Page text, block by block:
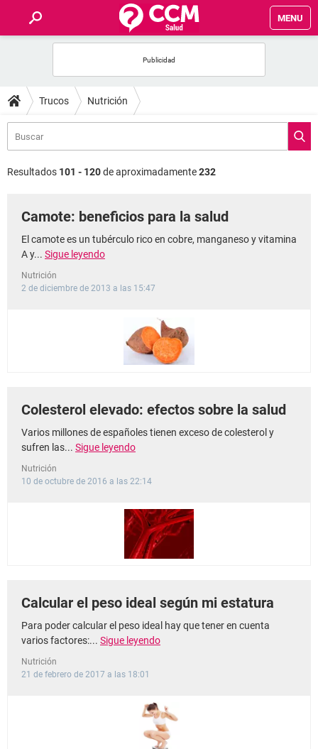
MENU
FOROS
SALUD
BIENESTAR
SEXUALIDAD
Trucos Nutrición
Resultados 101 - 120de aproximadamente232
Camote: beneficios para la salud
El camote es un tubérculo rico en cobre, manganeso y vitamina
A y... Sigue leyendo
Nutrición
2 de diciembre de 2013 a las 15:47
Colesterol elevado: efectos sobre la salud
Varios millones de españoles tienen exceso de colesterol y
sufren las... Sigue leyendo
Nutrición
10 de octubre de 2016 a las 22:14
Calcular el peso ideal según mi estatura
Para poder calcular el peso ideal hay que tener en cuenta
varios factores:... Sigue leyendo
Nutrición
21 de febrero de 2017 a las 18:01